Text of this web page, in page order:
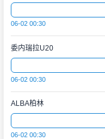
06-02 00:30
委内瑞拉U20
06-02 00:30
ALBA柏林
06-02 00:30